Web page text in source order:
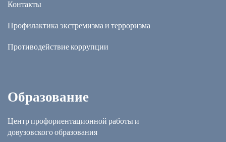
Контакты
Профилактика экстремизма и терроризма
Противодействие коррупции
Образование
Центр профориентационной работы и
довузовского образования